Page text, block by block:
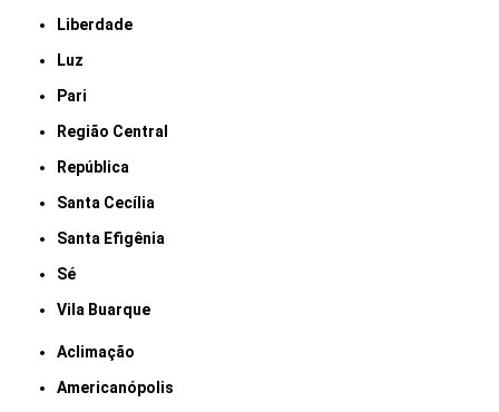
Liberdade
Luz
Pari
Região Central
República
Santa Cecília
Santa Efigênia
Sé
Vila Buarque
Aclimação
Americanópolis